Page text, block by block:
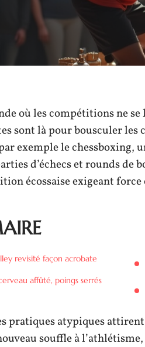
où les compétitions ne
sont là pour bousculer
exemple le chessboxing,
d’échecs et rounds de
écossaise exigeant force
revisité façon acrobate
affûté, poings serrés
pratiques atypiques
souffle à